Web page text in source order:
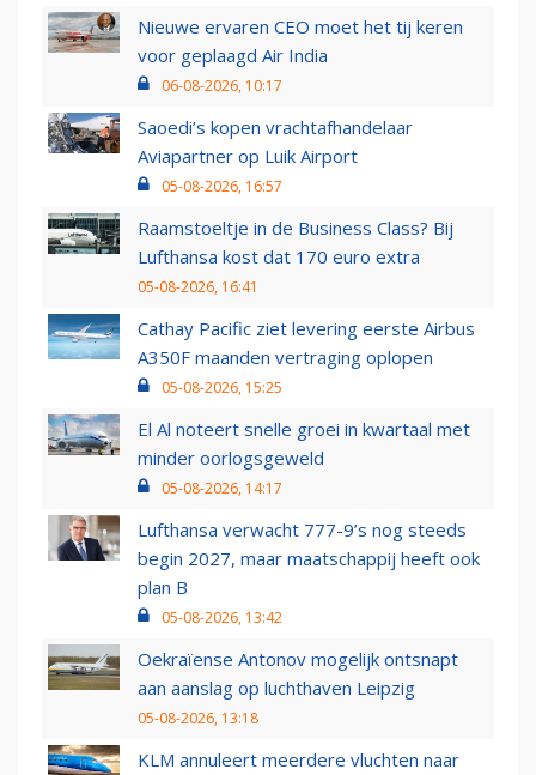
Nieuwe ervaren CEO moet het tij keren
voor geplaagd Air India
06-08-2026, 10:17
Saoedi’s kopen vrachtafhandelaar
Aviapartner op Luik Airport
05-08-2026, 16:57
Raamstoeltje in de Business Class? Bij
Lufthansa kost dat 170 euro extra
05-08-2026, 16:41
Cathay Pacific ziet levering eerste Airbus
A350F maanden vertraging oplopen
05-08-2026, 15:25
El Al noteert snelle groei in kwartaal met
minder oorlogsgeweld
05-08-2026, 14:17
Lufthansa verwacht 777-9’s nog steeds
begin 2027, maar maatschappij heeft ook
plan B
05-08-2026, 13:42
Oekraïense Antonov mogelijk ontsnapt
aan aanslag op luchthaven Leipzig
05-08-2026, 13:18
KLM annuleert meerdere vluchten naar